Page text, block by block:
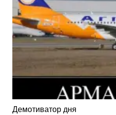
Демотиватор дня